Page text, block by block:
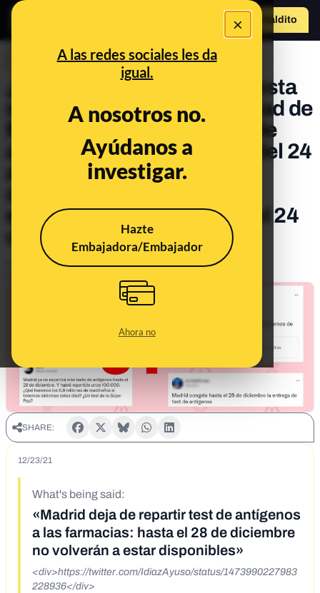
×
A las redes sociales les da
igual.
A nosotros no.
Ayúdanos a
investigar.
Hazte
Embajadora/Embajador
Ahora no
Hazte Maldito
¿Qué sabemos de la supuesta
suspensión de la Comunidad de
Madrid del reparto de test de
antígenos a las farmacias del 24
al 27 de diciembre? La
estarán disponibles tanto el 24
como el 27
Publicado elDec 23, 2021, 5:37:23 PM
SHARE:
12/23/21
What's being said:
«Madrid deja de repartir test de antígenos
a las farmacias: hasta el 28 de diciembre
no volverán a estar disponibles»
<div>https://twitter.com/IdiazAyuso/status/1473990227983
228936</div>